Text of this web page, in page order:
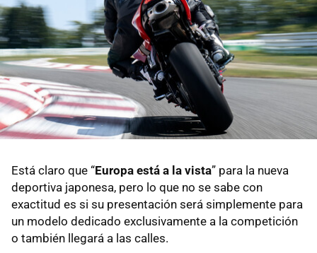
Está claro que “Europa está a la vista” para la nueva
deportiva japonesa, pero lo que no se sabe con
exactitud es si su presentación será simplemente para
un modelo dedicado exclusivamente a la competición
o también llegará a las calles.